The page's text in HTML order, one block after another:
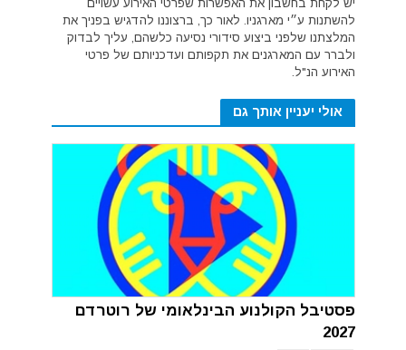
יש לקחת בחשבון את האפשרות שפרטי האירוע עשויים
להשתנות ע״י מארגניו. לאור כך, ברצוננו להדגיש בפניך את
המלצתנו שלפני ביצוע סידורי נסיעה כלשהם, עליך לבדוק
ולברר עם המארגנים את תקפותם ועדכניותם של פרטי
האירוע הנ"ל.
אולי יעניין אותך גם
פסטיבל הקולנוע הבינלאומי של רוטרדם
2027